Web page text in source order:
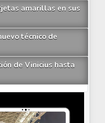
amarillas en sus
técnico de
de Vinicius hasta